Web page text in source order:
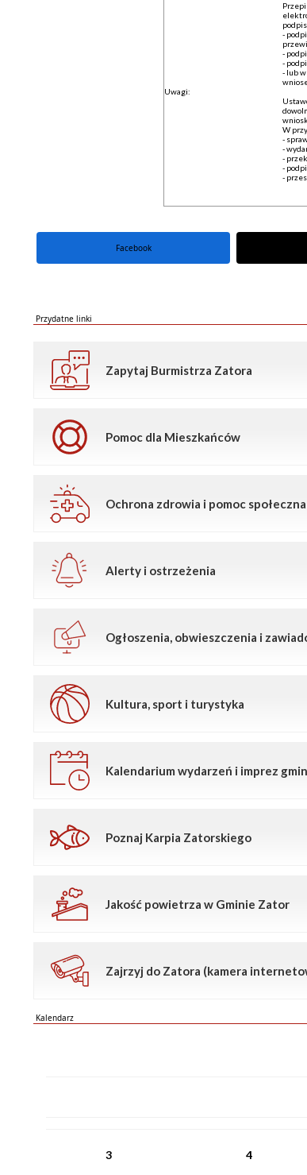
Uwagi:
-
-
-
- lub
W
-
-
-
-
-
Facebook
Przydatne linki
Zapytaj Burmistrza Zatora
Pomoc dla Mieszkańców
Ochrona zdrowia i pomoc społeczna
Alerty i ostrzeżenia
Ogłoszenia, obwieszczenia i
Kultura, sport i turystyka
Kalendarium wydarzeń i imprez
Poznaj Karpia Zatorskiego
Jakość powietrza w Gminie Zator
Zajrzyj do Zatora (kamera
Kalendarz
3 4